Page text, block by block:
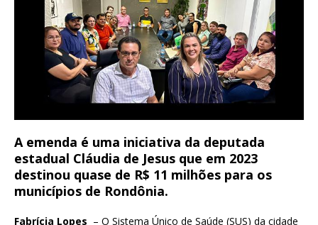
A emenda é uma iniciativa da deputada
estadual Cláudia de Jesus que em 2023
destinou quase de R$ 11 milhões para os
municípios de Rondônia.
Fabrícia Lopes – O Sistema Único de Saúde (SUS) da cidade